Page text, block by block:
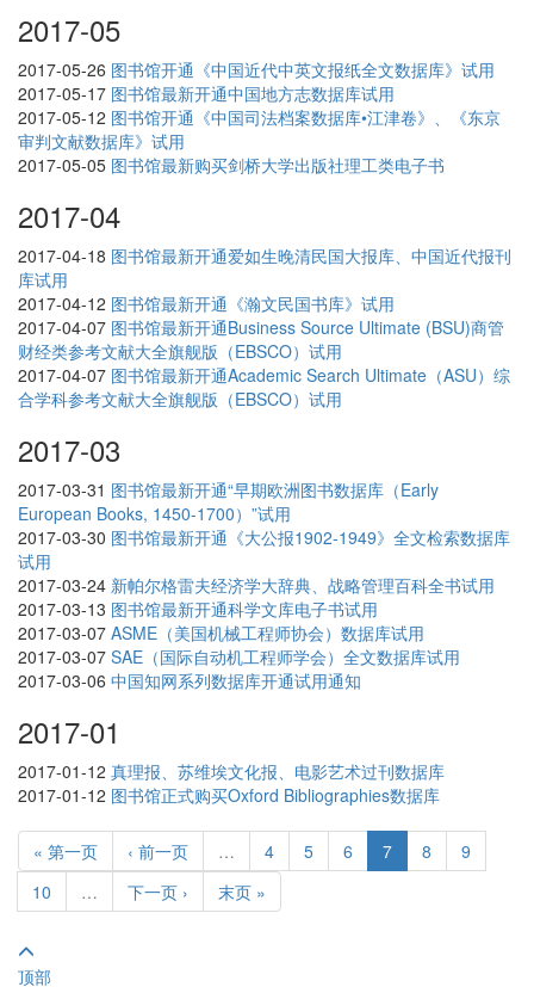
2017-05
2017-05-26 图书馆开通《中国近代中英文报纸全文数据库》试用
2017-05-17 图书馆最新开通中国地方志数据库试用
2017-05-12 图书馆开通《中国司法档案数据库•江津卷》、《东京
审判文献数据库》试用
2017-05-05 图书馆最新购买剑桥大学出版社理工类电子书
2017-04
2017-04-18 图书馆最新开通爱如生晚清民国大报库、中国近代报刊
库试用
2017-04-12 图书馆最新开通《瀚文民国书库》试用
2017-04-07 图书馆最新开通Business Source Ultimate (BSU)商管
财经类参考文献大全旗舰版（EBSCO）试用
2017-04-07 图书馆最新开通Academic Search Ultimate（ASU）综
合学科参考文献大全旗舰版（EBSCO）试用
2017-03
2017-03-31 图书馆最新开通“早期欧洲图书数据库（Early
European Books, 1450-1700）”试用
2017-03-30 图书馆最新开通《大公报1902-1949》全文检索数据库
试用
2017-03-24 新帕尔格雷夫经济学大辞典、战略管理百科全书试用
2017-03-13 图书馆最新开通科学文库电子书试用
2017-03-07 ASME（美国机械工程师协会）数据库试用
2017-03-07 SAE（国际自动机工程师学会）全文数据库试用
2017-03-06 中国知网系列数据库开通试用通知
2017-01
2017-01-12 真理报、苏维埃文化报、电影艺术过刊数据库
2017-01-12 图书馆正式购买Oxford Bibliographies数据库
« 第一页 ‹ 前一页 … 4 5 6 7 8
9
10
… 下一页 › 末页 »
顶部